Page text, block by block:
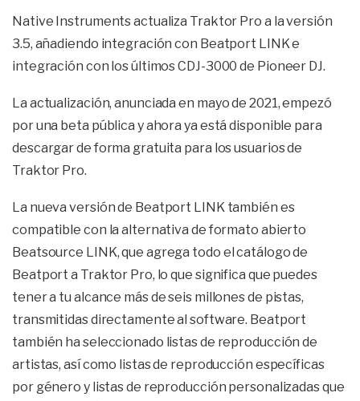
Native Instruments actualiza Traktor Pro a la versión
3.5, añadiendo integración con Beatport LINK e
integración con los últimos CDJ-3000 de Pioneer DJ.
La actualización, anunciada en mayo de 2021, empezó
por una beta pública y ahora ya está disponible para
descargar de forma gratuita para los usuarios de
Traktor Pro.
La nueva versión de Beatport LINK también es
compatible con la alternativa de formato abierto
Beatsource LINK, que agrega todo el catálogo de
Beatport a Traktor Pro, lo que significa que puedes
tener a tu alcance más de seis millones de pistas,
transmitidas directamente al software. Beatport
también ha seleccionado listas de reproducción de
artistas, así como listas de reproducción específicas
por género y listas de reproducción personalizadas que